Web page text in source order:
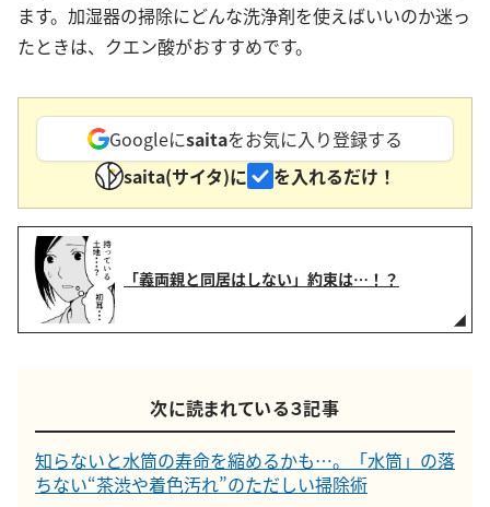
ます。加湿器の掃除にどんな洗浄剤を使えばいいのか迷っ
たときは、クエン酸がおすすめです。
Googleにsaitaをお気に入り登録する
saita(サイタ)に
を入れるだけ！
「義両親と同居はしない」約束は…！？
次に読まれている３記事
知らないと水筒の寿命を縮めるかも…。「水筒」の落
ちない“茶渋や着色汚れ”のただしい掃除術